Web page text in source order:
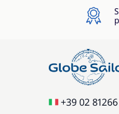
+39 02 81266